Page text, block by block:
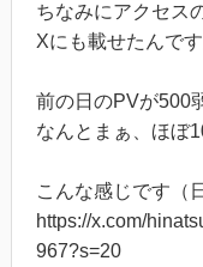
ちなみにアクセス
Xにも載せたんです
前の日のPVが500
なんとまぁ、ほぼ
こんな感じです（
https://x.com/
967?s=20